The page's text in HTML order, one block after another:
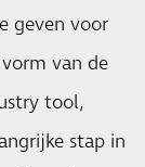
geven voor
van de
tool,
stap in